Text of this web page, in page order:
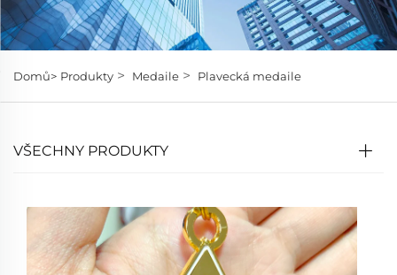
Domů> Produkty > Medaile > Plavecká medaile
VŠECHNY PRODUKTY